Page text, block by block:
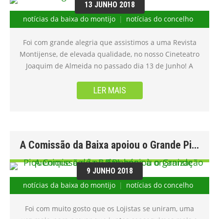
13 JUNHO 2018
notícias da baixa do montijo
notícias do concelho
Foi com grande alegria que assistimos a uma Revista
Montijense, de elevada qualidade, no nosso Cineteatro
Joaquim de Almeida no passado dia 13 de Junho! A
Damos os parabéns ao Grupo de Teatro Sem Limites
da Universidade Sénior, tirando o chapéu ao Sr. João
Comissão da Baixa do Montijo! <3
LER MAIS
A Comissão da Baixa apoiou o Grande Piquenique e dá os Parabéns à organização SP!
9 JUNHO 2018
notícias da baixa do montijo
notícias do concelho
Foi com muito gosto que os Lojistas se uniram, uma